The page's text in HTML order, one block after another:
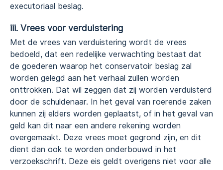
executoriaal beslag.
iii. Vrees voor verduistering
Met de vrees van verduistering wordt de vrees
bedoeld, dat een redelijke verwachting bestaat dat
de goederen waarop het conservatoir beslag zal
worden gelegd aan het verhaal zullen worden
onttrokken. Dat wil zeggen dat zij worden verduisterd
door de schuldenaar. In het geval van roerende zaken
kunnen zij elders worden geplaatst, of in het geval van
geld kan dit naar een andere rekening worden
overgemaakt. Deze vrees moet gegrond zijn, en dit
dient dan ook te worden onderbouwd in het
verzoekschrift. Deze eis geldt overigens niet voor alle